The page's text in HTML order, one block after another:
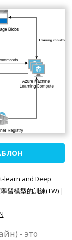
learn and Deep
習模型的訓練(TW) |
- это